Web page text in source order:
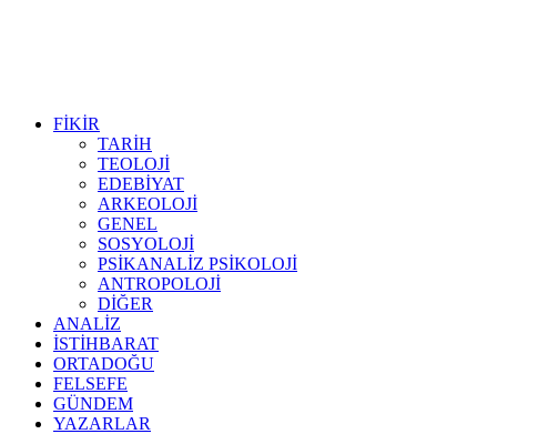
FİKİR
TARİH
TEOLOJİ
EDEBİYAT
ARKEOLOJİ
GENEL
SOSYOLOJİ
PSİKANALİZ PSİKOLOJİ
ANTROPOLOJİ
DİĞER
ANALİZ
İSTİHBARAT
ORTADOĞU
FELSEFE
GÜNDEM
YAZARLAR